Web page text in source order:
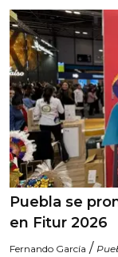
Puebla se
en Fitur 2026
Fernando García /